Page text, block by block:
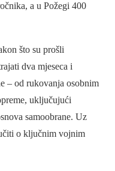
a u Požegi 400
što su prošli
dva mjeseca i
– od rukovanja osobnim
uključujući
samoobrane. Uz
o ključnim vojnim